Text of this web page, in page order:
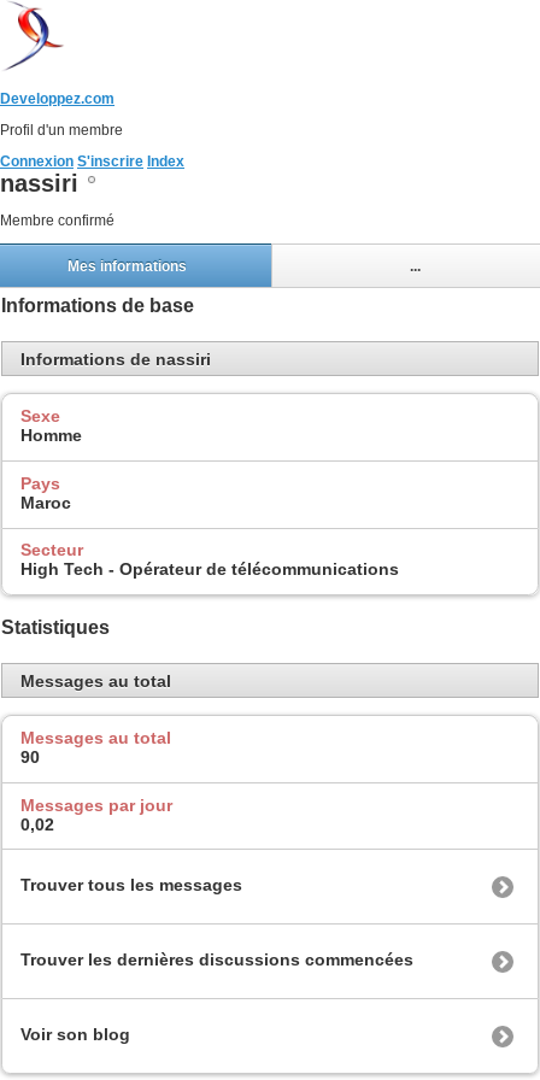
Developpez.com
Profil d'un membre
Connexion S'inscrire Index
nassiri
Membre confirmé
Mes informations ...
Informations de base
Informations de nassiri
Sexe
Homme
Pays
Maroc
Secteur
High Tech - Opérateur de télécommunications
Statistiques
Messages au total
Messages au total
90
Messages par jour
0,02
Trouver tous les messages
Trouver les dernières discussions commencées
Voir son blog